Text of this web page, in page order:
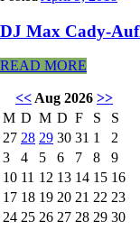
DJ Max Cady-
READ MORE
<< Aug 2026 >>
M D M D F S
S
27 28 29 30 31 1
2
3
4 5 6 7 8
9
10 11 12 13 14 15 16
17 18 19 20 21 22 23
24 25 26 27 28 29 30